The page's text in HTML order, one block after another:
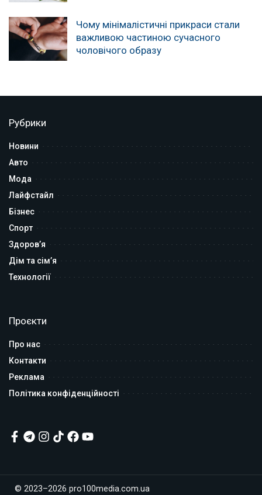
Чому мінімалістичні прикраси стали
важливою частиною сучасного
чоловічого образу
Рубрики
Новини
Авто
Мода
Лайфстайл
Бізнес
Спорт
Здоров’я
Дім та сім’я
Технології
Проєкти
Про нас
Контакти
Реклама
Політика конфіденційності
© 2023–2026 pro100media.com.ua